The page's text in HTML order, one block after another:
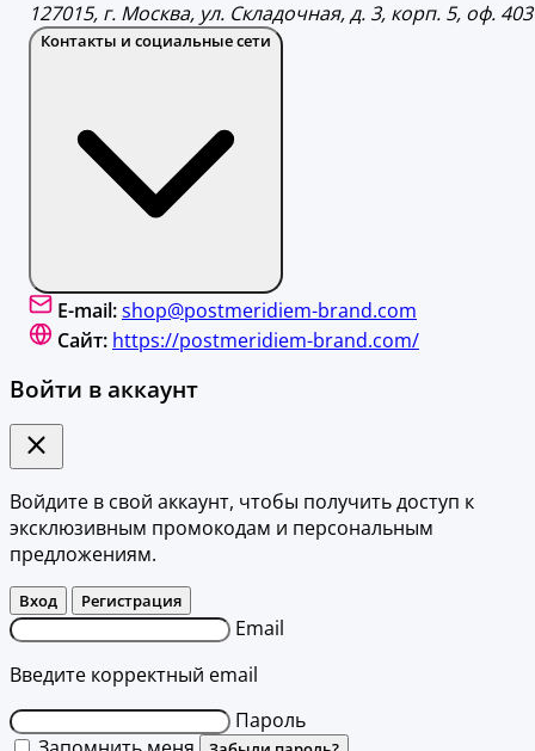
127015, г. Москва, ул. Складочная, д. 3, корп. 5, оф. 403
Контакты и социальные сети
E-mail:shop@postmeridiem-brand.com
Сайт: https://postmeridiem-brand.com/
Войти в аккаунт
Войдите в свой аккаунт, чтобы получить доступ к
эксклюзивным промокодам и персональным
предложениям.
Вход Регистрация
Email
Введите корректный email
Пароль